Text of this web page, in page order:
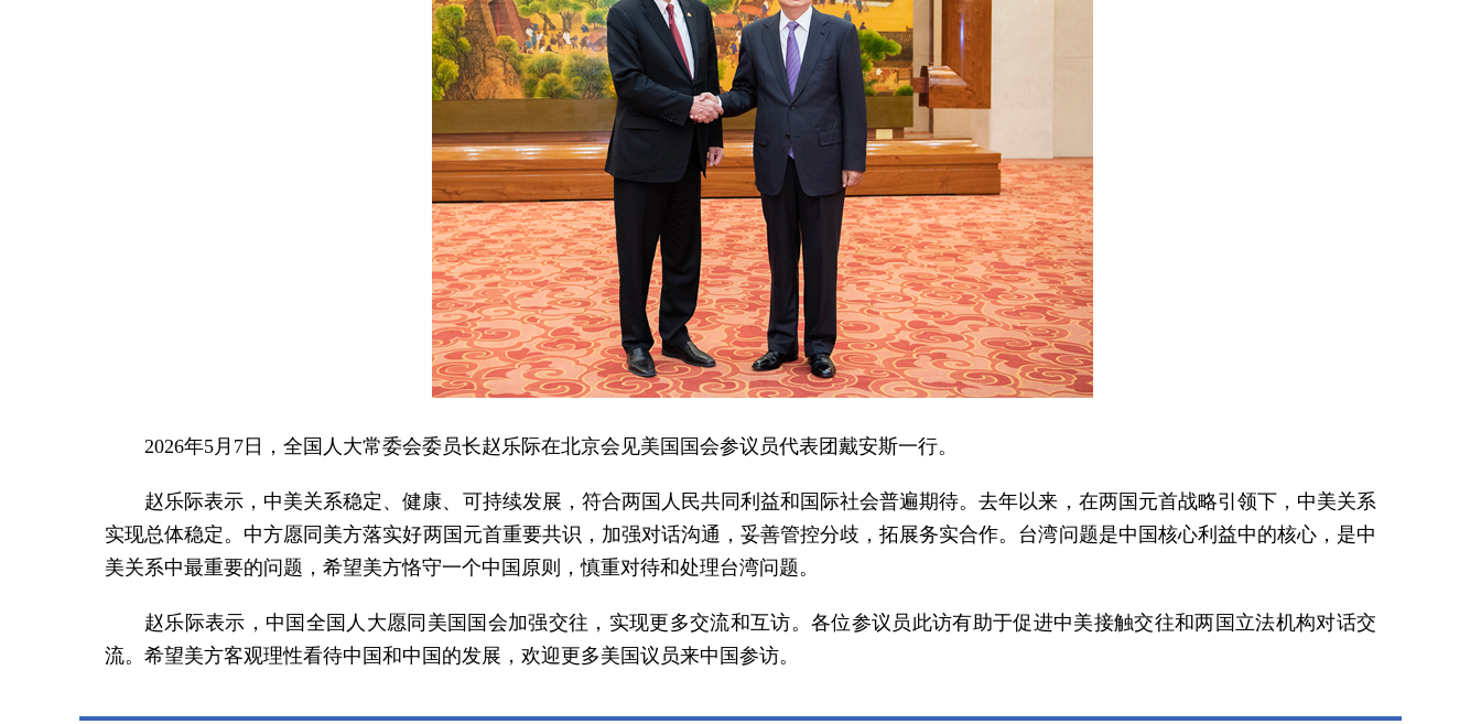
2026年5月7日，全国人大常委会委员长赵乐际在北京会见美国国会参议员代表团戴安斯一行。
赵乐际表示，中美关系稳定、健康、可持续发展，符合两国人民共同利益和国际社会普遍期待。去年以来，在两国元首战略引领下，中美关系
实现总体稳定。中方愿同美方落实好两国元首重要共识，加强对话沟通，妥善管控分歧，拓展务实合作。台湾问题是中国核心利益中的核心，是中
美关系中最重要的问题，希望美方恪守一个中国原则，慎重对待和处理台湾问题。
赵乐际表示，中国全国人大愿同美国国会加强交往，实现更多交流和互访。各位参议员此访有助于促进中美接触交往和两国立法机构对话交
流。希望美方客观理性看待中国和中国的发展，欢迎更多美国议员来中国参访。